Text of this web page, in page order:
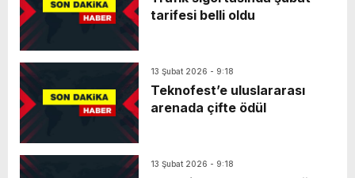
tarifesi belli oldu
13 Şubat 2026 - 9:18
Teknofest’e uluslararası
arenada çifte ödül
13 Şubat 2026 - 9:18